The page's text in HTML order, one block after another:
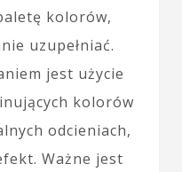
kolorów,
uzupełniać.
jest użycie
kolorów
odcieniach,
Ważne jest